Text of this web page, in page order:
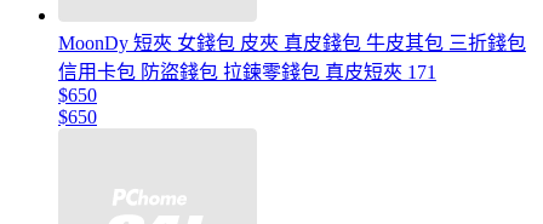
MoonDy 短夾 女錢包 皮夾 真皮錢包 牛皮其包 三折錢包
信用卡包 防盜錢包 拉鍊零錢包 真皮短夾 171
$650
$650